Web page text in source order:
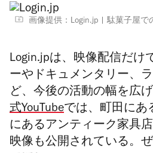
画像提供：Login.jp 駄菓子屋で
Login.jpは、映像配信だけ
ーやドキュメンタリー、
ど、今後の活動の幅を広
式YouTube では、町田に
にある アンティーク家具
映像も公開されている。